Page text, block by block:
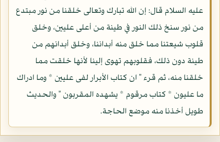
عليه السلام قال: إن الله تبارك وتعالى خلقنا من نور مبتدع
من نور سنخ ذلك النور في طينة من أعلى عليين، وخلق
قلوب شيعتنا مما خلق منه أبداننا، وخلق أبدانهم من
طينة دون ذلك، فقلوبهم تهوى إلينا لأنها خلقت مما
خلقنا منه، ثم قرء " ان كتاب الأبرار لفى عليين * وما ادراك
ما عليون * كتاب مرقوم * يشهده المقربون " والحديث
طويل أخذنا منه موضع الحاجة.